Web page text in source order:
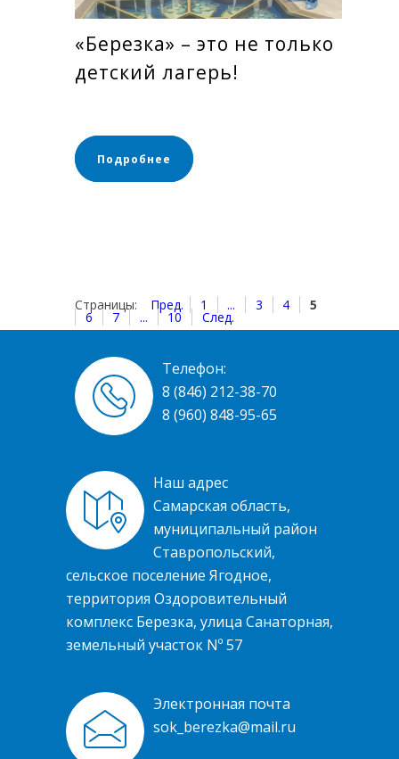
«Березка» – это не только
детский лагерь!
Подробнее
Страницы: Пред. 1 ... 3 4 5
6 7 ... 10 След.
Телефон:
8 (846) 212-38-70
8 (960) 848-95-65
Наш адрес
Самарская область,
муниципальный район
Ставропольский,
сельское поселение Ягодное,
территория Оздоровительный
комплекс Березка, улица Санаторная,
земельный участок Nº 57
Электронная почта
sok_berezka@mail.ru